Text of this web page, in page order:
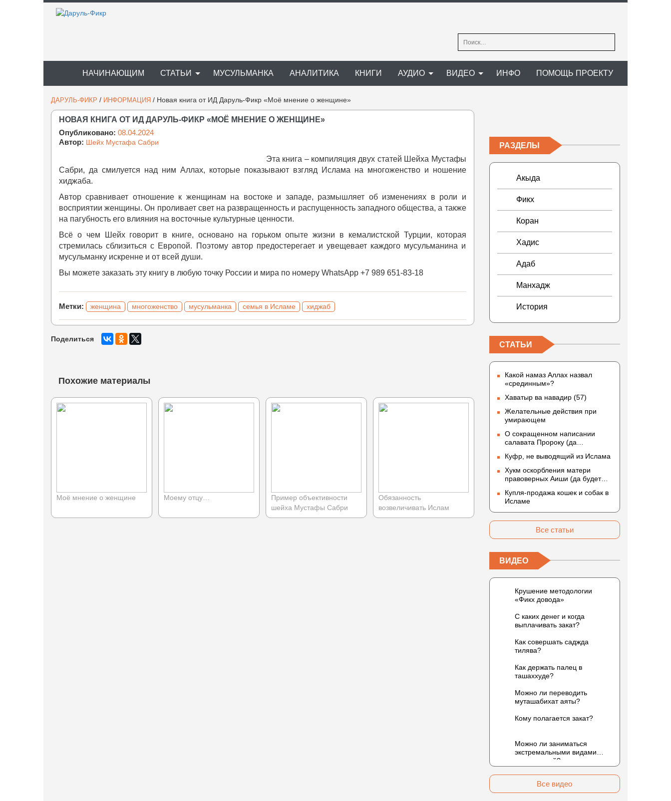
Найти:
НАЧИНАЮЩИМ СТАТЬИ МУСУЛЬМАНКА АНАЛИТИКА КНИГИ АУДИО ВИДЕО ИНФО ПОМОЩЬ ПРОЕКТУ
ДАРУЛЬ-ФИКР / ИНФОРМАЦИЯ / Новая книга от ИД Даруль-Фикр «Моё мнение о женщине»
НОВАЯ КНИГА ОТ ИД ДАРУЛЬ-ФИКР «МОЁ МНЕНИЕ О ЖЕНЩИНЕ»
Опубликовано: 08.04.2024
Автор: Шейх Мустафа Сабри
Эта книга – компиляция двух статей Шейха Мустафы
Сабри, да смилуется над ним Аллах, которые показывают взгляд Ислама на многоженство и ношение
хиджаба.
Автор сравнивает отношение к женщинам на востоке и западе, размышляет об изменениях в роли и
восприятии женщины. Он проливает свет на развращенность и распущенность западного общества, а также
на пагубность его влияния на восточные культурные ценности.
Всё о чем Шейх говорит в книге, основано на горьком опыте жизни в кемалистской Турции, которая
стремилась сблизиться с Европой. Поэтому автор предостерегает и увещевает каждого мусульманина и
мусульманку искренне и от всей души.
Вы можете заказать эту книгу в любую точку России и мира по номеру WhatsApp +7 989 651-83-18
Метки: женщина многоженство мусульманка семья в Исламе хиджаб
Поделиться
Похожие материалы
Моё мнение о женщине Моему отцу…
Пример объективности
шейха Мустафы Сабри
Обязанность
возвеличивать Ислам
РАЗДЕЛЫ
Акыда
Фикх
Коран
Хадис
Адаб
Манхадж
История
СТАТЬИ
Какой намаз Аллах назвал
«срединным»?
Хаватыр ва навадир (57)
Желательные действия при
умирающем
О сокращенном написании
салавата Пророку (да
приветствует)
Куфр, не выводящий из Ислама
Хукм оскорбления матери
правоверных Аиши (да будет
Купля-продажа кошек и собак в
Исламе
Все статьи
ВИДЕО
Крушение методологии
«Фикх довода»
С каких денег и когда
выплачивать закат?
Как совершать саджда
тилява?
Как держать палец в
ташаххуде?
Можно ли переводить
муташабихат аяты?
Кому полагается закат?
Можно ли заниматься
экстремальными видами
развлечений?
Все видео